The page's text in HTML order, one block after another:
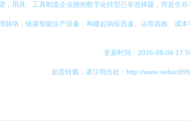
，用具、工具制造企业拥抱数字化转型已非选择题，而是生
脉络，链接智能生产设备，构建起响应迅速、运营高效、成
更新时间：2026-08-06
如若转载，请注明出处：http://